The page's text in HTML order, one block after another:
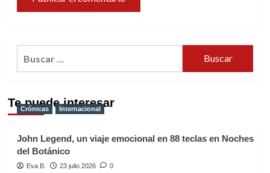
Te puede interesar
Crónicas Internacional
John Legend, un viaje emocional en 88 teclas en Noches
del Botánico
Eva B. 23 julio 2026 0